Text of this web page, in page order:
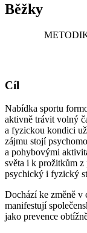
Běžky
Cíl
Nabídka sportu
aktivně trávit volný
a fyzickou kondici
zájmu stojí
a pohybovými
světa i k prožitkům
psychický i fyzický
Dochází ke změně v
manifestují
jako prevence